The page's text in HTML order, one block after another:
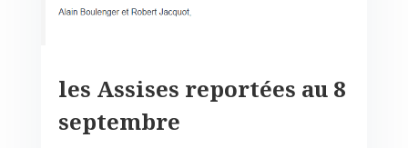
les Assises reportées au 8
septembre